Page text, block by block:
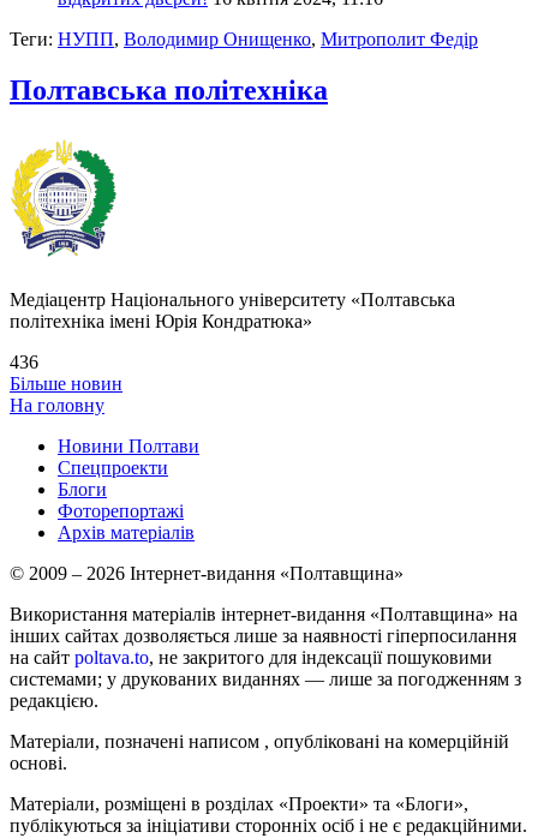
Теги: НУПП, Володимир Онищенко, Митрополит Федір
Полтавська політехніка
Медіацентр Національного університету «Полтавська
політехніка імені Юрія Кондратюка»
436
Більше новин
На головну
Новини Полтави
Спецпроекти
Блоги
Фоторепортажі
Архів матеріалів
© 2009 – 2026 Інтернет-видання «Полтавщина»
Використання матеріалів інтернет-видання «Полтавщина» на
інших сайтах дозволяється лише за наявності гіперпосилання
на сайт poltava.to, не закритого для індексації пошуковими
системами; у друкованих виданнях — лише за погодженням з
редакцією.
Матеріали, позначені написом , опубліковані на комерційній
основі.
Матеріали, розміщені в розділах «Проекти» та «Блоги»,
публікуються за ініціативи сторонніх осіб і не є редакційними.